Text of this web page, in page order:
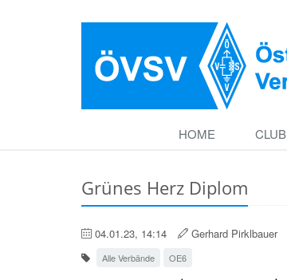
HOME CLUB
Grünes Herz Diplom
04.01.23, 14:14 Gerhard Pirklbauer
Alle Verbände OE6